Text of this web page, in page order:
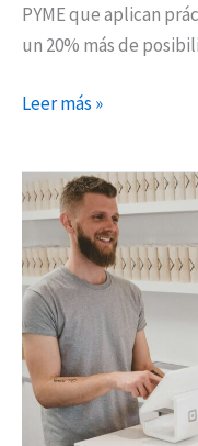
PYME que aplican
un 20% más de
Leer más »
¿Cuáles
son
las
funciones
esenciales
del
departamento
de
ventas?